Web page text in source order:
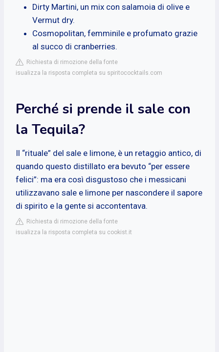
Dirty Martini, un mix con salamoia di olive e
Vermut dry.
Cosmopolitan, femminile e profumato grazie
al succo di cranberries.
Richiesta di rimozione della fonte
isualizza la risposta completa su spiritococktails.com
Perché si prende il sale con
la Tequila?
Il “rituale” del sale e limone, è un retaggio antico, di
quando questo distillato era bevuto “per essere
felici”: ma era così disgustoso che i messicani
utilizzavano sale e limone per nascondere il sapore
di spirito e la gente si accontentava.
Richiesta di rimozione della fonte
isualizza la risposta completa su cookist.it